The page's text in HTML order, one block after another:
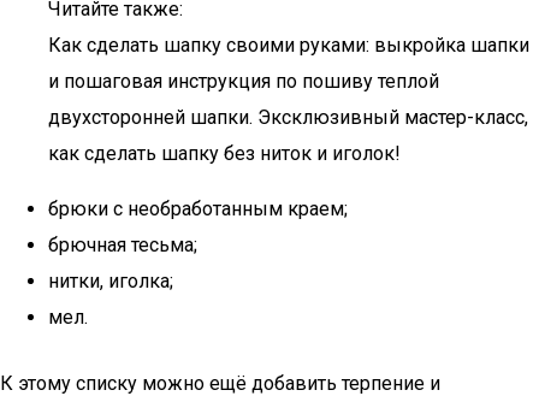
Читайте также:
Как сделать шапку своими руками: выкройка шапки
и пошаговая инструкция по пошиву теплой
двухсторонней шапки. Эксклюзивный мастер-класс,
как сделать шапку без ниток и иголок!
брюки с необработанным краем;
брючная тесьма;
нитки, иголка;
мел.
К этому списку можно ещё добавить терпение и